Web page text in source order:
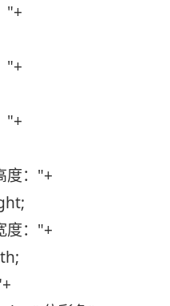
"+
"+
"+
度："+
度："+